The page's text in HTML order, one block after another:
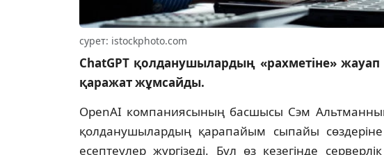
сурет: istockphoto.com
ChatGPT қолданушылардың «рахметіне»
қаражат жұмсайды.
OpenAI компаниясының басшысы Сэм
қолданушылардың қарапайым сыпайы
есептеулер жүргізеді. Бұл өз кезегінде